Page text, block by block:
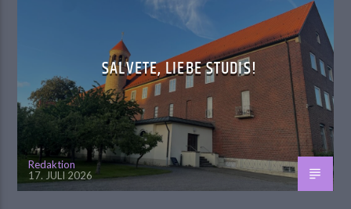
SALVETE, LIEBE STUDIS!
Redaktion
17. JULI 2026